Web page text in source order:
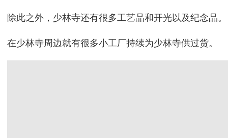
除此之外，少林寺还有很多工艺品和开光以及纪念品。
在少林寺周边就有很多小工厂持续为少林寺供过货。